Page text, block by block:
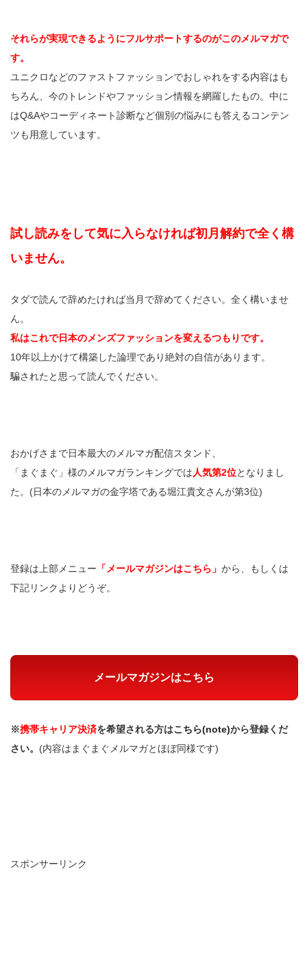
それらが実現できるようにフルサポートするのがこのメルマガで
す。
ユニクロなどのファストファッションでおしゃれをする内容はも
ちろん、今のトレンドやファッション情報を網羅したもの。中に
はQ&Aやコーディネート診断など個別の悩みにも答えるコンテン
ツも用意しています。
試し読みをして気に入らなければ初月解約で全く構
いません。
タダで読んで辞めたければ当月で辞めてください。全く構いませ
ん。
私はこれで日本のメンズファッションを変えるつもりです。
10年以上かけて構築した論理であり絶対の自信があります。
騙されたと思って読んでください。
おかげさまで日本最大のメルマガ配信スタンド、
「まぐまぐ」様のメルマガランキングでは 人気第2位となりまし
た。(日本のメルマガの金字塔である堀江貴文さんが第3位)
登録は上部メニュー 「メールマガジンはこちら」 から、もしくは
下記リンクよりどうぞ。
メールマガジンはこちら
※携帯キャリア決済を希望される方はこちら(note)から登録くだ
さい。 (内容はまぐまぐメルマガとほぼ同様です)
スポンサーリンク